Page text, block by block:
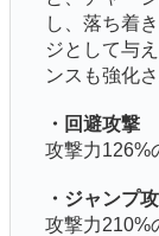
し、落ち着
ジとして与
ンスも強化
・回避攻撃
攻撃力126%
・ジャンプ
攻撃力210%